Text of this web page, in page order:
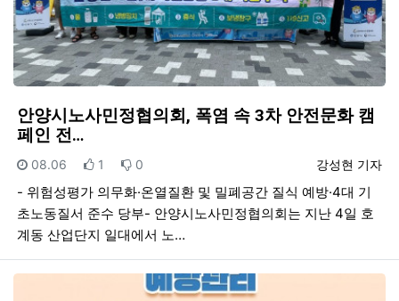
안양시노사민정협의회, 폭염 속 3차 안전문화 캠
페인 전…
등록자
강성현 기자
등록일
08.06 추천
1 비추천
0
- 위험성평가 의무화·온열질환 및 밀폐공간 질식 예방·4대 기
초노동질서 준수 당부- 안양시노사민정협의회는 지난 4일 호
계동 산업단지 일대에서 노…